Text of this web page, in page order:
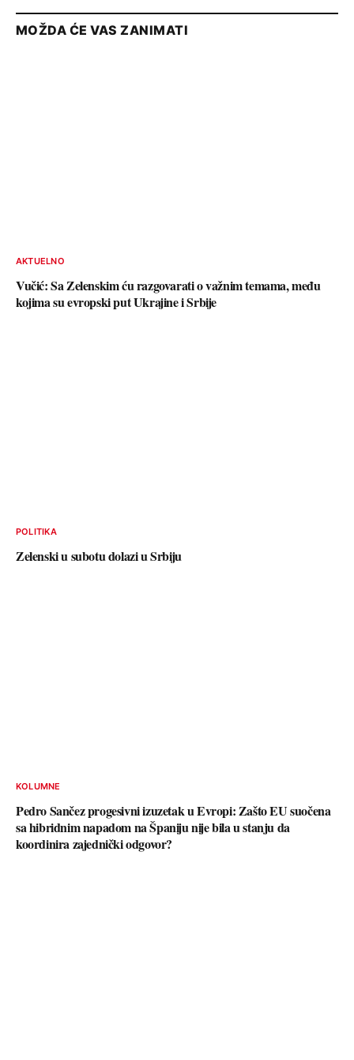
MOŽDA ĆE VAS ZANIMATI
AKTUELNO
Vučić: Sa Zelenskim ću razgovarati o važnim temama, među
kojima su evropski put Ukrajine i Srbije
POLITIKA
Zelenski u subotu dolazi u Srbiju
KOLUMNE
Pedro Sančez progesivni izuzetak u Evropi: Zašto EU suočena
sa hibridnim napadom na Španiju nije bila u stanju da
koordinira zajednički odgovor?